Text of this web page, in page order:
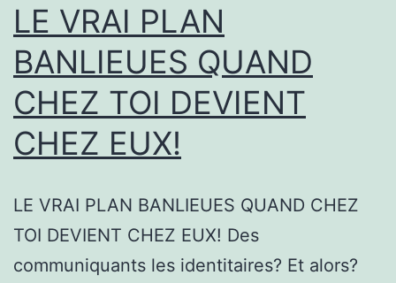
LE VRAI PLAN
BANLIEUES QUAND
CHEZ TOI DEVIENT
CHEZ EUX!
LE VRAI PLAN BANLIEUES QUAND CHEZ
TOI DEVIENT CHEZ EUX! Des
communiquants les identitaires? Et alors?